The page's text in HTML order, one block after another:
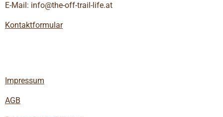
E-Mail: info@the-off-trail-life.at
Kontaktformular
Impressum
AGB